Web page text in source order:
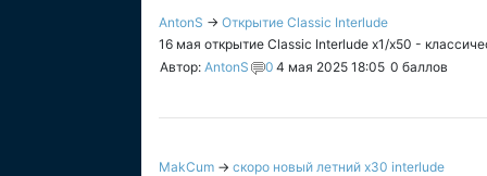
AntonS → Открытие Classic Interlude
16 мая открытие Classic Interlude x1/x50 -
Автор: AntonS 0 4 мая 2025 18:05 0 баллов
MakCum → скоро новый летний x30 interlude